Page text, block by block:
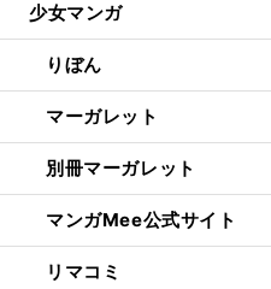
少女マンガ
りぼん
マーガレット
別冊マーガレット
マンガMee公式サイト
リマコミ